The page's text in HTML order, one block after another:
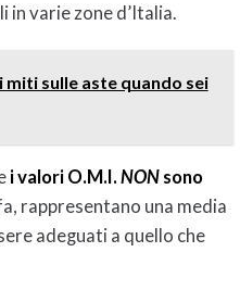
varie zone d’Italia.
miti sulle aste quando sei
i valori O.M.I. NON sono
rappresentano una media
adeguati a quello che